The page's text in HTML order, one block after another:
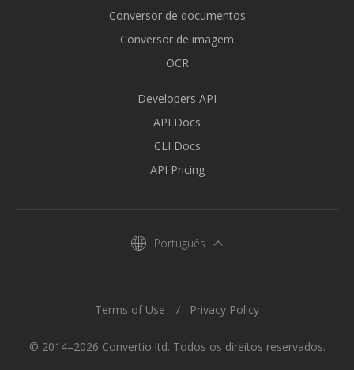
Conversor de documentos
Conversor de imagem
OCR
Developers API
API Docs
CLI Docs
API Pricing
Português
© 2014–2026 Convertio ltd. Todos os direitos reservados.
Terms of Use Privacy Policy